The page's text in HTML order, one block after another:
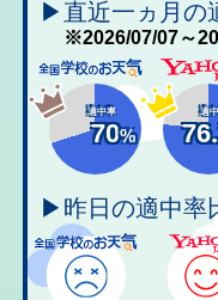
▶直近一ヵ月の
※2026/07/07～
適中率
70%
適
▶昨日の適中率